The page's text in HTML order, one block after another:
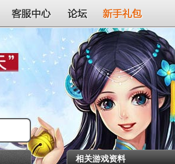
客服中心 论坛 新手礼包
相关游戏资料